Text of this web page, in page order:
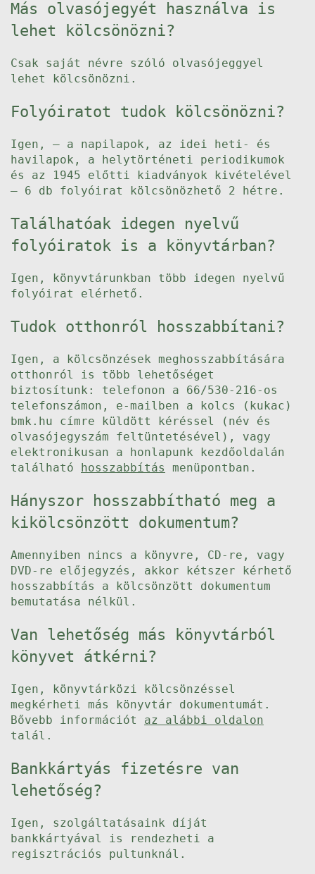
Más olvasójegyét használva is
lehet kölcsönözni?
Csak saját névre szóló olvasójeggyel
lehet kölcsönözni.
Folyóiratot tudok kölcsönözni?
Igen, – a napilapok, az idei heti- és
havilapok, a helytörténeti periodikumok
és az 1945 előtti kiadványok kivételével
– 6 db folyóirat kölcsönözhető 2 hétre.
Találhatóak idegen nyelvű
folyóiratok is a könyvtárban?
Igen, könyvtárunkban több idegen nyelvű
folyóirat elérhető.
Tudok otthonról hosszabbítani?
Igen, a kölcsönzések meghosszabbítására
otthonról is több lehetőséget
biztosítunk: telefonon a 66/530-216-os
telefonszámon, e-mailben a kolcs (kukac)
bmk.hu címre küldött kéréssel (név és
olvasójegyszám feltüntetésével), vagy
elektronikusan a honlapunk kezdőoldalán
található hosszabbítás menüpontban.
Hányszor hosszabbítható meg a
kikölcsönzött dokumentum?
Amennyiben nincs a könyvre, CD-re, vagy
DVD-re előjegyzés, akkor kétszer kérhető
hosszabbítás a kölcsönzött dokumentum
bemutatása nélkül.
Van lehetőség más könyvtárból
könyvet átkérni?
Igen, könyvtárközi kölcsönzéssel
megkérheti más könyvtár dokumentumát.
Bővebb információt az alábbi oldalon
talál.
Bankkártyás fizetésre van
lehetőség?
Igen, szolgáltatásaink díját
bankkártyával is rendezheti a
regisztrációs pultunknál.